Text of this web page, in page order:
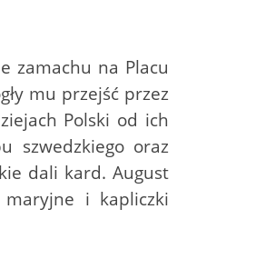
zamachu na Placu
mu przejść przez
Polski od ich
szwedzkiego oraz
dali kard. August
i kapliczki